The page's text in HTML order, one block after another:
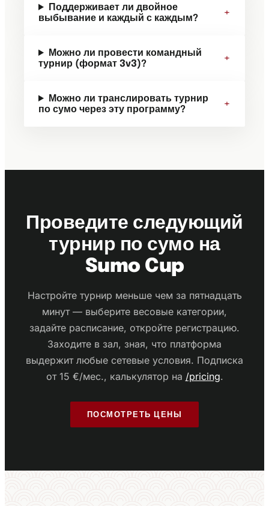
Поддерживает ли двойное
выбывание и каждый с каждым?
+
Можно ли провести командный
турнир (формат 3v3)?
+
Можно ли транслировать турнир
по сумо через эту программу?
+
Проведите следующий
турнир по сумо на
Sumo Cup
Настройте турнир меньше чем за пятнадцать
минут — выберите весовые категории,
задайте расписание, откройте регистрацию.
Заходите в зал, зная, что платформа
выдержит любые сетевые условия. Подписка
от 15 €/мес., калькулятор на /pricing.
ПОСМОТРЕТЬ ЦЕНЫ